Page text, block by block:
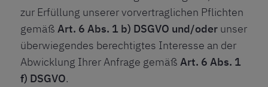
zur Erfüllung unserer vorvertraglichen Pflichten
gemäß Art. 6 Abs. 1 b) DSGVO und/oder unser
überwiegendes berechtigtes Interesse an der
Abwicklung Ihrer Anfrage gemäß Art. 6 Abs. 1
f) DSGVO.